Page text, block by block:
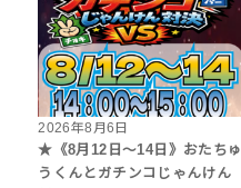
2026年8月6日
★《8月12日～14日》おたちゅ
うくんとガチンコじゃんけん